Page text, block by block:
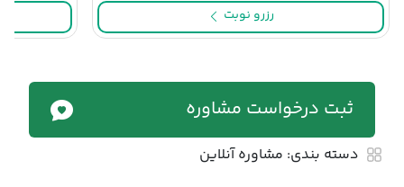
رزرو نوبت
ثبت درخواست مشاوره
دسته بندی: مشاوره آنلاین